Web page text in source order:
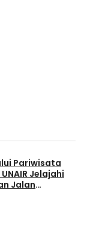
Pariwisata
Jelajahi
Jalan